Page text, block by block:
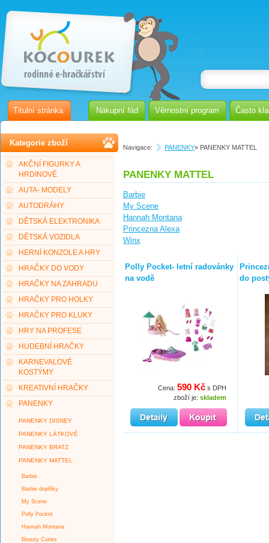
Titulní stránka Nákupní řád Věrnostní program Často
Kategorie zboží
AKČNÍ FIGURKY A
HRDINOVÉ
AUTA- MODELY
AUTODRÁHY
DĚTSKÁ ELEKTRONIKA
DĚTSKÁ VOZIDLA
HERNÍ KONZOLE A HRY
HRAČKY DO VODY
HRAČKY NA ZAHRADU
HRAČKY PRO HOLKY
HRAČKY PRO KLUKY
HRY NA PROFESE
HUDEBNÍ HRAČKY
KARNEVALOVÉ
KOSTÝMY
KREATIVNÍ HRAČKY
PANENKY
PANENKY DISNEY
PANENKY LÁTKOVÉ
PANENKY BRATZ
PANENKY MATTEL
Barbie
Barbie doplňky
My Scene
Polly Pocket
Hannah Montana
Beauty Cuties
Navigace: PANENKY» PANENKY MATTEL
PANENKY MATTEL
Barbie
My Scene
Hannah Montana
Princezna Alexa
Winx
Polly Pocket- letní radovánky
na vodě
Cena: 590 Kč s DPH
zboží je: skladem
do